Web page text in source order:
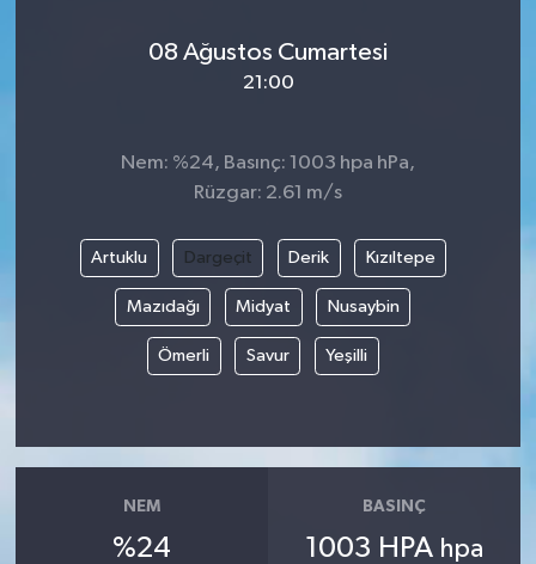
08 Ağustos Cumartesi
21:00
Nem: %24, Basınç: 1003 hpa hPa,
Rüzgar: 2.61 m/s
Artuklu Dargeçit Derik Kızıltepe
Mazıdağı Midyat Nusaybin
Ömerli Savur Yeşilli
NEM
%24
BASINÇ
1003 HPA hpa